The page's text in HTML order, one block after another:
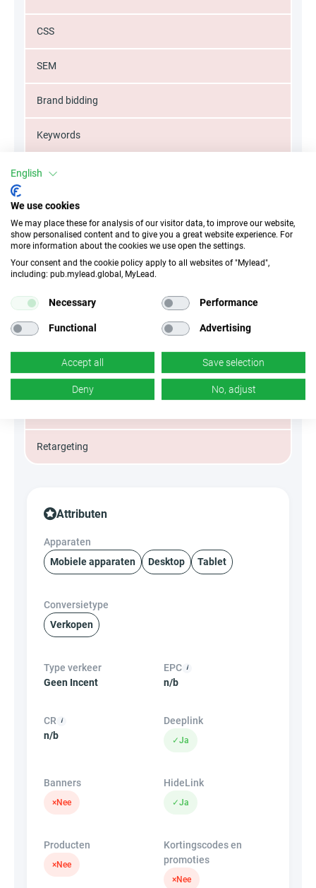
CSS
SEM
Brand bidding
Keywords
Misspellings
Typos
Mailing
Misleading advertising
Unauthorized discount codes
Native ads
Retargeting
Attributen
Apparaten
Mobiele apparaten
Desktop Tablet
Conversietype
Verkopen
Type verkeer
Geen Incent
EPC
n/b
CR
n/b
Deeplink
✓Ja
Banners
×Nee
HideLink
✓Ja
Producten
×Nee
Kortingscodes en
promoties
×Nee
English
We use cookies
We may place these for analysis of our visitor data, to improve our website,
show personalised content and to give you a great website experience. For
more information about the cookies we use open the settings.
Your consent and the cookie policy apply to all websites of "Mylead",
including: pub.mylead.global, MyLead.
Necessary Performance
Functional Advertising
Accept all Save selection
Deny No, adjust